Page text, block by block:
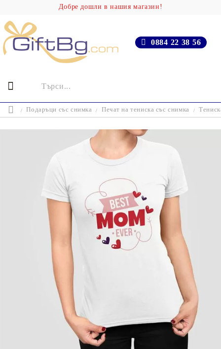
Добре дошли в нашия магазин!
0884 22 38 56
Подаръци със снимка Печат на тениска със снимка